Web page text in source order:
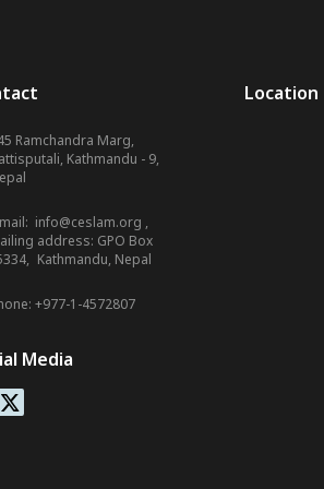
Ramchandra Marg,
Kathmandu - 9,
info@ceslam.org ,
address: GPO Box
Kathmandu, Nepal
+977-1-4572807
Media
Location